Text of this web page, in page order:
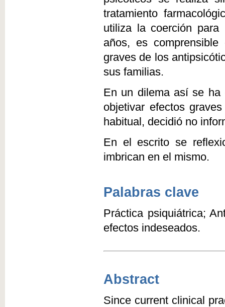
tratamiento
utiliza la coerción para
años, es
graves de los
sus familias.
En un dilema así se ha
objetivar efectos
habitual, decidió no
En el escrito se
imbrican en el mismo.
Palabras clave
Práctica psiquiátrica;
efectos indeseados.
Abstract
Since current clinical